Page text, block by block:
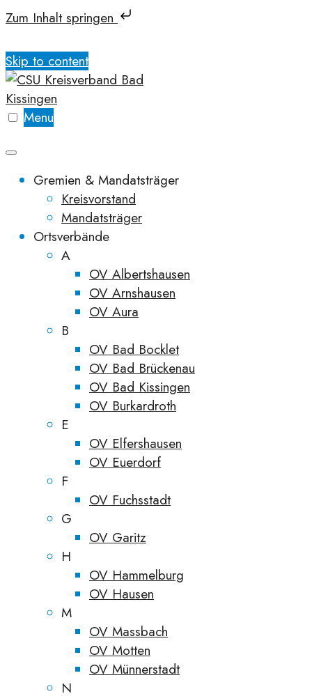
Zum Inhalt springen
Skip to content
Menu
Gremien & Mandatsträger
Kreisvorstand
Mandatsträger
Ortsverbände
A
OV Albertshausen
OV Arnshausen
OV Aura
B
OV Bad Bocklet
OV Bad Brückenau
OV Bad Kissingen
OV Burkardroth
E
OV Elfershausen
OV Euerdorf
F
OV Fuchsstadt
G
OV Garitz
H
OV Hammelburg
OV Hausen
M
OV Massbach
OV Motten
OV Münnerstadt
N